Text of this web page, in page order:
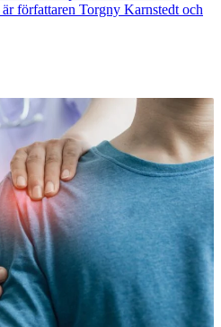
författaren Torgny Karnstedt och